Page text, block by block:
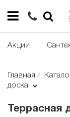
Акции
Главная
доска
Террасная